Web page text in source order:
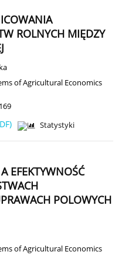
ROLNYCH MIĘDZY
of Agricultural Economics
Statystyki
EFEKTYWNOŚĆ
POLOWYCH
of Agricultural Economics